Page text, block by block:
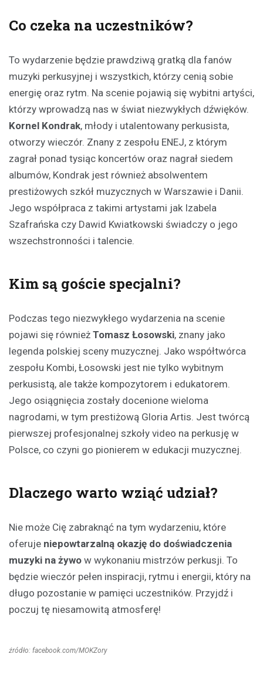
Co czeka na uczestników?
To wydarzenie będzie prawdziwą gratką dla fanów
muzyki perkusyjnej i wszystkich, którzy cenią sobie
energię oraz rytm. Na scenie pojawią się wybitni artyści,
którzy wprowadzą nas w świat niezwykłych dźwięków.
Kornel Kondrak, młody i utalentowany perkusista,
otworzy wieczór. Znany z zespołu ENEJ, z którym
zagrał ponad tysiąc koncertów oraz nagrał siedem
albumów, Kondrak jest również absolwentem
prestiżowych szkół muzycznych w Warszawie i Danii.
Jego współpraca z takimi artystami jak Izabela
Szafrańska czy Dawid Kwiatkowski świadczy o jego
wszechstronności i talencie.
Kim są goście specjalni?
Podczas tego niezwykłego wydarzenia na scenie
pojawi się również Tomasz Łosowski, znany jako
legenda polskiej sceny muzycznej. Jako współtwórca
zespołu Kombi, Łosowski jest nie tylko wybitnym
perkusistą, ale także kompozytorem i edukatorem.
Jego osiągnięcia zostały docenione wieloma
nagrodami, w tym prestiżową Gloria Artis. Jest twórcą
pierwszej profesjonalnej szkoły video na perkusję w
Polsce, co czyni go pionierem w edukacji muzycznej.
Dlaczego warto wziąć udział?
Nie może Cię zabraknąć na tym wydarzeniu, które
oferuje niepowtarzalną okazję do doświadczenia
muzyki na żywo w wykonaniu mistrzów perkusji. To
będzie wieczór pełen inspiracji, rytmu i energii, który na
długo pozostanie w pamięci uczestników. Przyjdź i
poczuj tę niesamowitą atmosferę!
źródło: facebook.com/MOKZory